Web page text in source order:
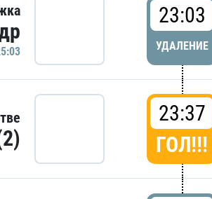
23:03
УДАЛЕНИЕ
23:37
ГОЛ!!!